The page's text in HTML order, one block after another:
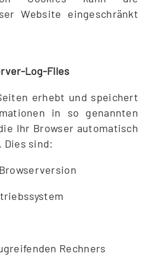
Website eingeschränkt
Log-Files
erhebt und speichert
in so genannten
Ihr Browser automatisch
sind:
Rechners